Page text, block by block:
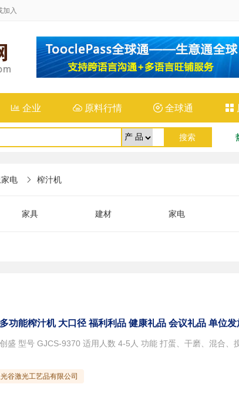
加入
 企业 原料行情  全球通 
家电  榨汁机
家具 建材 家电
功能榨汁机 大口径 福利利品 健康礼品 会议礼品 单位发
谷激光工艺品有限公司